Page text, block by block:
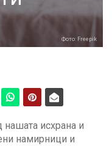
Фото: Freepik
нашата исхрана и
намирници и